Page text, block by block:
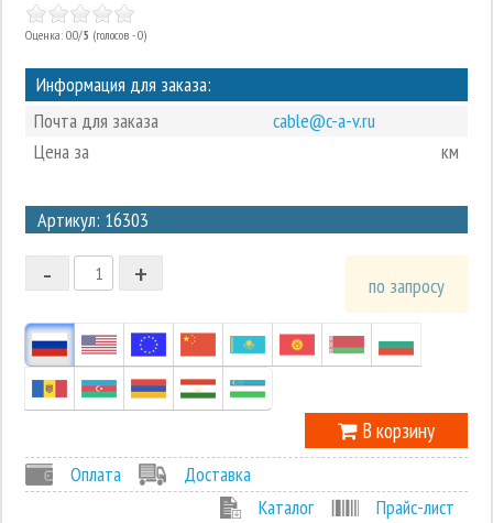
Оценка: 0.0/5 (голосов - 0)
Информация для заказа:
Почта для заказа
cable@c-a-v.ru
Цена за
км
Артикул: 16303
2
1
-1
+
- по запросу
В корзину
Оплата
Доставка
Каталог
Прайс-лист